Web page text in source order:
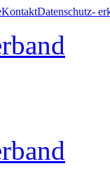
KontaktDatenschutz-